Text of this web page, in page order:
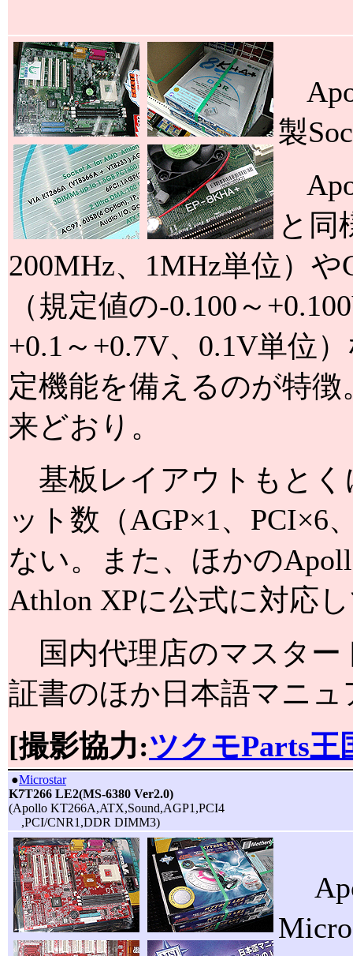
製
と同
200MHz、1MHz単位）
（規定値の-0.100～
+0.1～+0.7V、0.1V単位
定機能を備えるのが特
来どおり。
基板レイアウトもとく
ット数（AGP×1、PCI×6
ない。また、ほかの
Athlon XPに公式に対応
国内代理店のマスター
証書のほか日本語マニ
[撮影協力:ツクモParts王
●Microstar
K7T266 LE2(MS-6380 Ver2.0)
(Apollo KT266A,ATX,Sound,AGP1,PCI4
,PCI/CNR1,DDR DIMM3)